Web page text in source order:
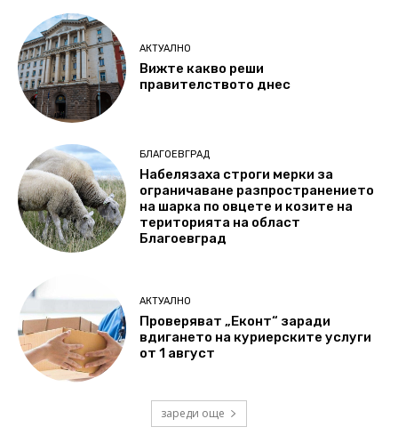
АКТУАЛНО
Вижте какво реши
правителството днес
БЛАГОЕВГРАД
Набелязаха строги мерки за
ограничаване разпространението
на шарка по овцете и козите на
територията на област
Благоевград
АКТУАЛНО
Проверяват „Еконт“ заради
вдигането на куриерските услуги
от 1 август
зареди още